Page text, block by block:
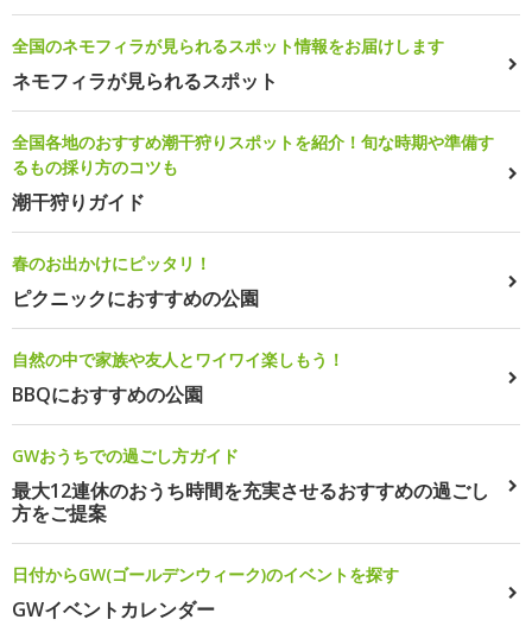
全国のネモフィラが見られるスポット情報をお届けします
ネモフィラが見られるスポット
全国各地のおすすめ潮干狩りスポットを紹介！旬な時期や準備す
るもの採り方のコツも
潮干狩りガイド
春のお出かけにピッタリ！
ピクニックにおすすめの公園
自然の中で家族や友人とワイワイ楽しもう！
BBQにおすすめの公園
GWおうちでの過ごし方ガイド
最大12連休のおうち時間を充実させるおすすめの過ごし
方をご提案
日付からGW(ゴールデンウィーク)のイベントを探す
GWイベントカレンダー